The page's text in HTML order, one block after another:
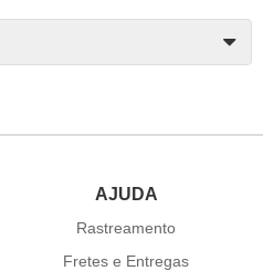
AJUDA
Rastreamento
Fretes e Entregas